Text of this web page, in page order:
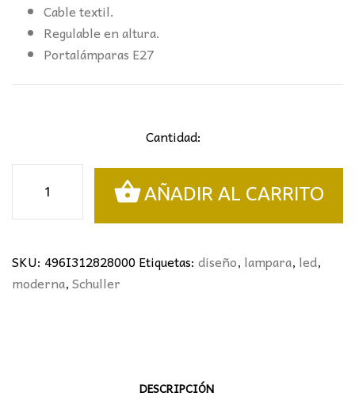
Cable textil.
Regulable en altura.
Portalámparas E27
Cantidad:
LINEAL
4L.
NEGRO-
SMOKE
AÑADIR AL CARRITO
SKU: 496I312828000Etiquetas: diseño, lampara, led,
moderna,Schuller
DESCRIPCIÓN